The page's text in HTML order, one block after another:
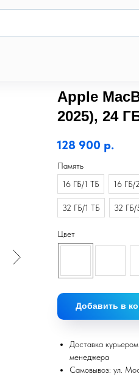
Apple
2025), 24
128 900 р.
Память
16 ГБ/1 ТБ
16 ГБ/
32 ГБ/1 ТБ 32 ГБ/
Цвет
Добавить в
Доставка
менеджера
Самовывоз: ул.